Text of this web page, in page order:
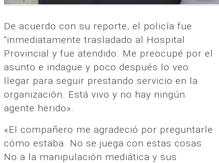
De acuerdo con su reporte, el policía fue
“inmediatamente trasladado al Hospital
Provincial y fue atendido. Me preocupé por el
asunto e indague y poco después lo veo
llegar para seguir prestando servicio en la
organización. Está vivo y no hay ningún
agente herido».
«El compañero me agradeció por preguntarle
cómo estaba. No se juega con estas cosas.
No a la manipulación mediática y sus